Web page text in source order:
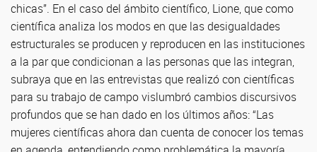
chicas”. En el caso del ámbito científico, Lione, que como
científica analiza los modos en que las desigualdades
estructurales se producen y reproducen en las instituciones
a la par que condicionan a las personas que las integran,
subraya que en las entrevistas que realizó con científicas
para su trabajo de campo vislumbró cambios discursivos
profundos que se han dado en los últimos años: “Las
mujeres científicas ahora dan cuenta de conocer los temas